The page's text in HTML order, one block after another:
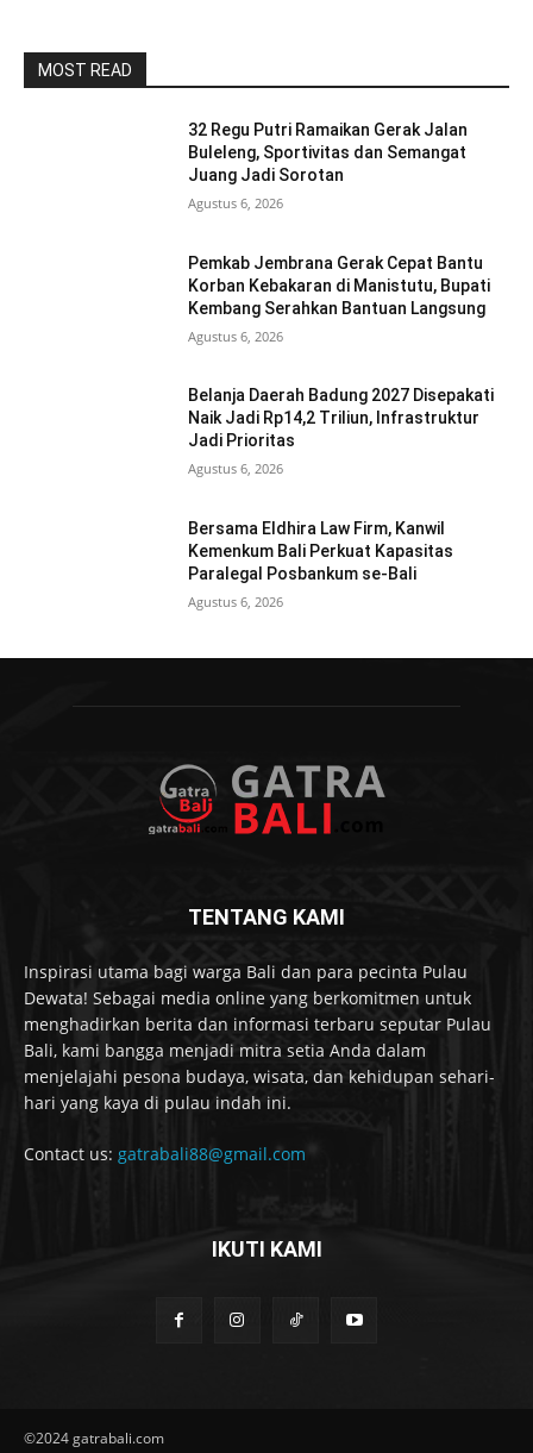
MOST READ
32 Regu Putri Ramaikan Gerak Jalan
Buleleng, Sportivitas dan Semangat
Juang Jadi Sorotan
Agustus 6, 2026
Pemkab Jembrana Gerak Cepat Bantu
Korban Kebakaran di Manistutu, Bupati
Kembang Serahkan Bantuan Langsung
Agustus 6, 2026
Belanja Daerah Badung 2027 Disepakati
Naik Jadi Rp14,2 Triliun, Infrastruktur
Jadi Prioritas
Agustus 6, 2026
Bersama Eldhira Law Firm, Kanwil
Kemenkum Bali Perkuat Kapasitas
Paralegal Posbankum se-Bali
Agustus 6, 2026
TENTANG KAMI
Inspirasi utama bagi warga Bali dan para pecinta Pulau
Dewata! Sebagai media online yang berkomitmen untuk
menghadirkan berita dan informasi terbaru seputar Pulau
Bali, kami bangga menjadi mitra setia Anda dalam
menjelajahi pesona budaya, wisata, dan kehidupan sehari-
hari yang kaya di pulau indah ini.
Contact us: gatrabali88@gmail.com
IKUTI KAMI
©2024 gatrabali.com